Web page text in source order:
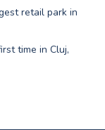
retail park in
time in Cluj,